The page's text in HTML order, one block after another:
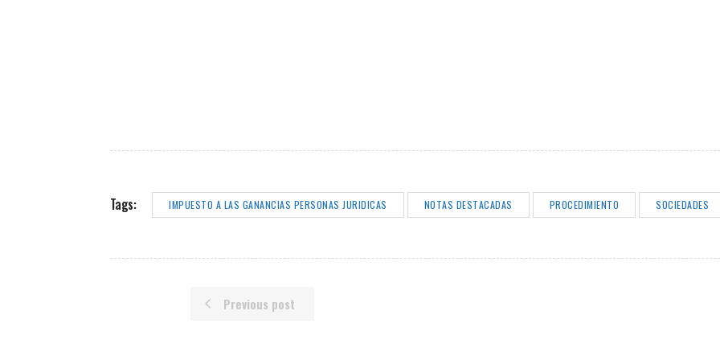
Tags: IMPUESTO A LAS GANANCIAS PERSONAS JURIDICAS NOTAS DESTACADAS PROCEDIMIENTO SOCIEDADES
Previous post